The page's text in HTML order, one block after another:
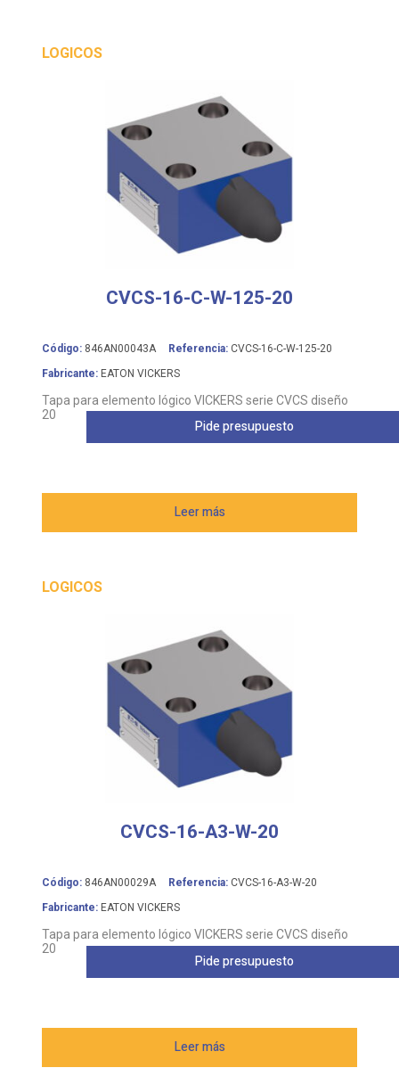
LOGICOS
CVCS-16-C-W-125-20
Código: 846AN00043A Referencia: CVCS-16-C-W-125-20
Fabricante: EATON VICKERS
Tapa para elemento lógico VICKERS serie CVCS diseño
20
Leer más
Pide presupuesto
LOGICOS
CVCS-16-A3-W-20
Código: 846AN00029A Referencia: CVCS-16-A3-W-20
Fabricante: EATON VICKERS
Tapa para elemento lógico VICKERS serie CVCS diseño
20
Leer más
Pide presupuesto